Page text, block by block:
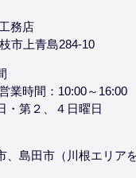
務店
市上青島284-10
業時間：10:00～16:00
・第２、４日曜日
、島田市（川根エリア